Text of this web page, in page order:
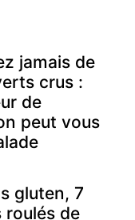
jamais de
crus :
de
peut vous
gluten, 7
roulés de